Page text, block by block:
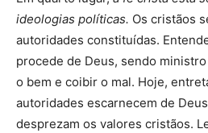
ideologias políticas. Os cristãos
autoridades constituídas.
procede de Deus, sendo
o bem e coibir o mal. Hoje,
autoridades escarnecem de
desprezam os valores cristãos.